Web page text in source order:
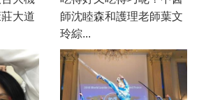
大道
師沈睦森和護理老師葉文
玲綜...